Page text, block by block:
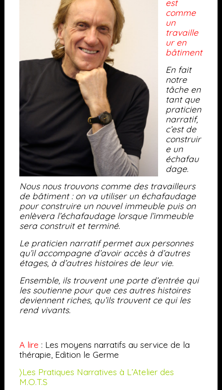
est
comme
un
travaille
ur en
bâtiment
En fait
notre
tâche en
tant que
praticien
narratif,
c’est de
construir
e un
échafau
dage.
Nous nous trouvons comme des travailleurs
de bâtiment : on va utiliser un échafaudage
pour construire un nouvel immeuble puis on
enlèvera l’échafaudage lorsque l’immeuble
sera construit et terminé.
Le praticien narratif permet aux personnes
qu’il accompagne d’avoir accès à d’autres
étages, à d’autres histoires de leur vie.
Ensemble, ils trouvent une porte d’entrée qui
les soutienne pour que ces autres histoires
deviennent riches, qu’ils trouvent ce qui les
rend vivants.
A lire : Les moyens narratifs au service de la
thérapie, Edition le Germe
〉Les Pratiques Narratives à L’Atelier des
M.O.T.S